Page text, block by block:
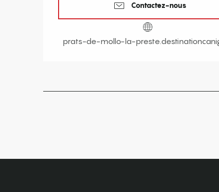
Contactez-nous
prats-de-mollo-la-